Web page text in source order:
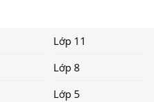
Lớp 11
Lớp 8
Lớp 5